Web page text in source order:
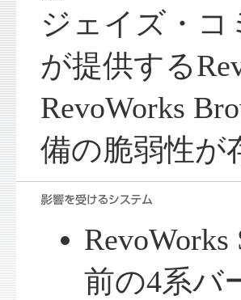
ジェイズ・コ
が提供する
RevoWorks
備の脆弱性が
前の4系バ